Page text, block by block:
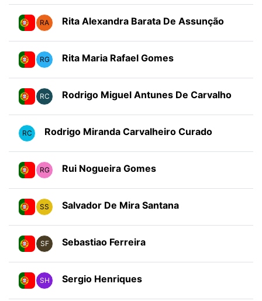
RA Rita Alexandra Barata De Assunção
RG Rita Maria Rafael Gomes
RC Rodrigo Miguel Antunes De Carvalho
RC Rodrigo Miranda Carvalheiro Curado
RG Rui Nogueira Gomes
SS Salvador De Mira Santana
SF Sebastiao Ferreira
SH Sergio Henriques